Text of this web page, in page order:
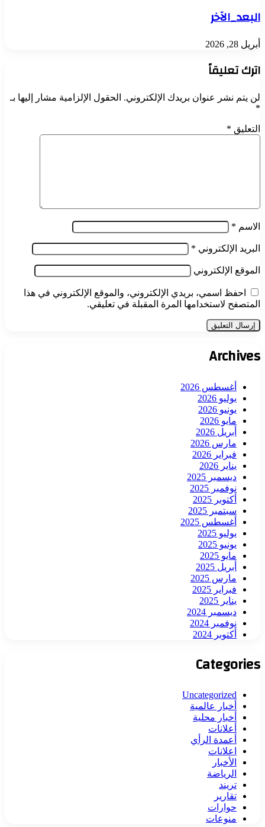
البعد_الآخر
أبريل 28, 2026
اترك تعليقاً
لن يتم نشر عنوان بريدك الإلكتروني. الحقول الإلزامية مشار إليها بـ
*
التعليق *
الاسم *
البريد الإلكتروني *
الموقع الإلكتروني
احفظ اسمي، بريدي الإلكتروني، والموقع الإلكتروني في هذا
المتصفح لاستخدامها المرة المقبلة في تعليقي.
Archives
أغسطس 2026
يوليو 2026
يونيو 2026
مايو 2026
أبريل 2026
مارس 2026
فبراير 2026
يناير 2026
ديسمبر 2025
نوفمبر 2025
أكتوبر 2025
سبتمبر 2025
أغسطس 2025
يوليو 2025
يونيو 2025
مايو 2025
أبريل 2025
مارس 2025
فبراير 2025
يناير 2025
ديسمبر 2024
نوفمبر 2024
أكتوبر 2024
Categories
Uncategorized
أخبار عالمية
أخبار محلية
أعلانات
أعمدة الرأي
اعلانات
الأخبار
الرياضة
تريند
تقارير
حوارات
منوعات